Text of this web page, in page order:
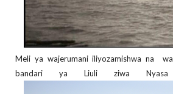
Meli ya wajerumani iliyozamishwa na
bandari ya Liuli ziwa Nyasa